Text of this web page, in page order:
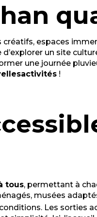
créatifs, espaces
d’explorer un site
une journée
activités !
tous, permettant à
musées
Les sorties